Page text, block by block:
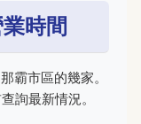
時間
霸市區的幾家。
詢最新情況。